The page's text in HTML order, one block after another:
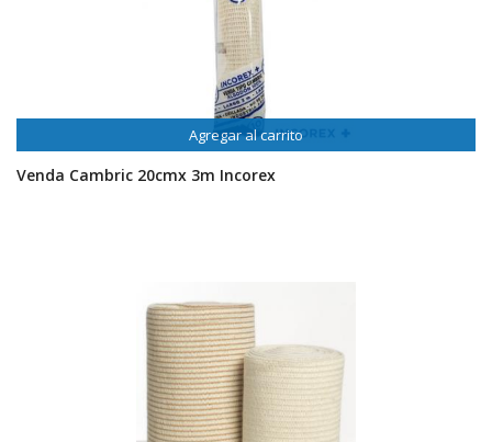
Agregar al carrito
Venda Cambric 20cmx 3m Incorex